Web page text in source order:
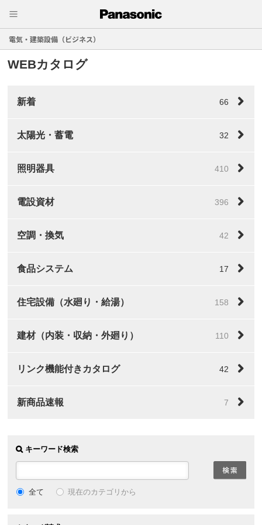
電気・建築設備（ビジネス）
WEBカタログ
新着 66
太陽光・蓄電 32
照明器具 410
電設資材 396
空調・換気 42
食品システム 17
住宅設備（水廻り・給湯） 158
建材（内装・収納・外廻り） 110
リンク機能付きカタログ 42
新商品速報 7
キーワード検索
全て 現在のカテゴリから